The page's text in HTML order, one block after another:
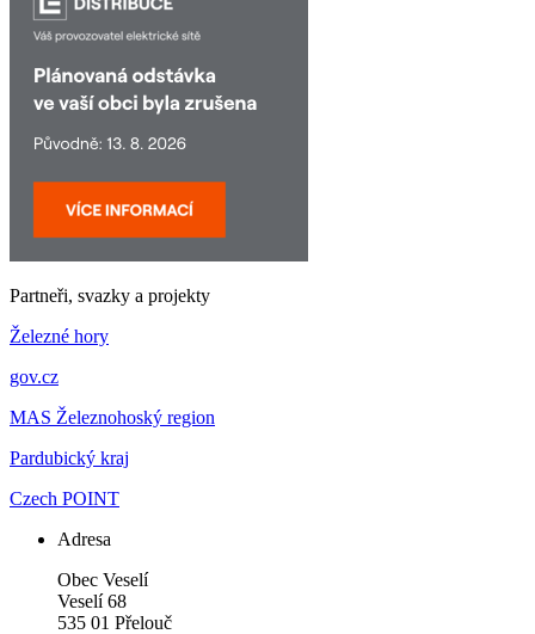
Partneři, svazky a projekty
Železné hory
gov.cz
MAS Železnohoský region
Pardubický kraj
Czech POINT
Adresa
Obec Veselí
Veselí 68
535 01 Přelouč